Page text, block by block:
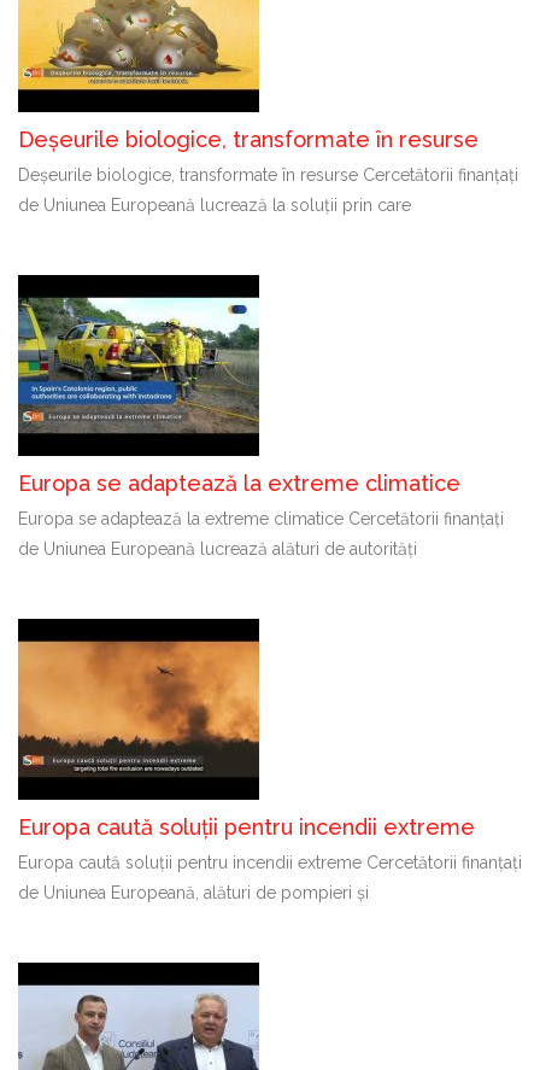
Deșeurile biologice, transformate în resurse
Deșeurile biologice, transformate în resurse Cercetătorii finanțați
de Uniunea Europeană lucrează la soluții prin care
Europa se adaptează la extreme climatice
Europa se adaptează la extreme climatice Cercetătorii finanțați
de Uniunea Europeană lucrează alături de autorități
Europa caută soluții pentru incendii extreme
Europa caută soluții pentru incendii extreme Cercetătorii finanțați
de Uniunea Europeană, alături de pompieri și